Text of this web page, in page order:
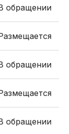
обращении
обращении
обращении